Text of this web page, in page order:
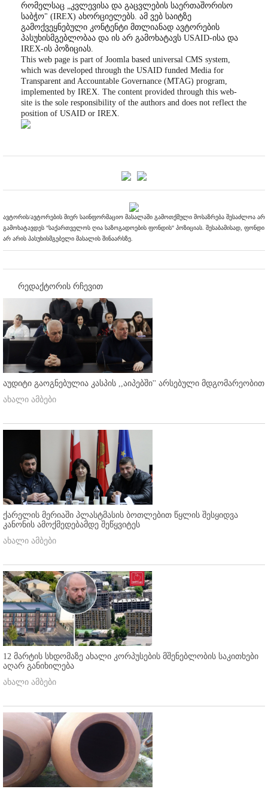
რომელსაც „კვლევისა და გაცვლების საერთაშორისო
საბჭო" (IREX) ახორციელებს. ამ ვებ საიტზე
გამოქვეყნებული კონტენტი მთლიანად ავტორების
პასუხისმგებლობაა და ის არ გამოხატავს USAID-ისა და
IREX-ის პოზიციას.
This web page is part of Joomla based universal CMS system,
which was developed through the USAID funded Media for
Transparent and Accountable Governance (MTAG) program,
implemented by IREX. The content provided through this web-
site is the sole responsibility of the authors and does not reflect the
position of USAID or IREX.
ავტორის/ავტორების მიერ საინფორმაციო მასალაში გამოთქმული მოსაზრება შესაძლოა არ
გამოხატავდეს "საქართველოს ღია საზოგადოების ფონდის" პოზიციას. შესაბამისად, ფონდი
არ არის პასუხისმგებელი მასალის შინაარსზე.
რედაქტორის რჩევით
აუდიტი გაოგნებულია კასპის ,,აიპებში'' არსებული მდგომარეობით
ახალი ამბები
ქარელის მერიაში პლასტმასის ბოთლებით წყლის შესყიდვა
კანონის ამოქმედებამდე შეწყვიტეს
ახალი ამბები
12 მარტის სხდომაზე ახალი კორპუსების მშენებლობის საკითხები
აღარ განიხილება
ახალი ამბები